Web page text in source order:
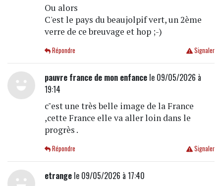
Ou alors
C'est le pays du beaujolpif vert, un 2ème
verre de ce breuvage et hop ;-)
Signaler
Répondre
pauvre france de mon enfancele 09/05/2026 à
19:14
c"est une très belle image de la France
,cette France elle va aller loin dans le
progrès .
Signaler
Répondre
etrangele 09/05/2026 à 17:40